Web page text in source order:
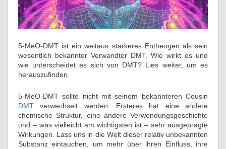
5-MeO-DMT ist ein weitaus stärkeres Entheogen als sein
wesentlich bekannter Verwandter DMT. Wie wirkt es und
wie unterscheidet es sich von DMT? Lies weiter, um es
herauszufinden.
5-MeO-DMT sollte nicht mit seinem bekannteren Cousin
DMT verwechselt werden. Ersteres hat eine andere
chemische Struktur, eine andere Verwendungsgeschichte
und – was vielleicht am wichtigsten ist – sehr ausgeprägte
Wirkungen. Lass uns in die Welt dieser relativ unbekannten
Substanz eintauchen, um mehr über ihren Einfluss, ihre